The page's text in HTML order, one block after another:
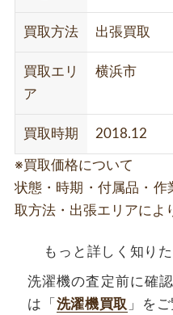
買取方法 出張買取
買取エリ
ア
横浜市
買取時期 2018.12
※買取価格について
状態・時期・付属品・作
取方法・出張エリアによ
もっと詳しく知り
洗濯機の査定前に確
は「 洗濯機買取 」を